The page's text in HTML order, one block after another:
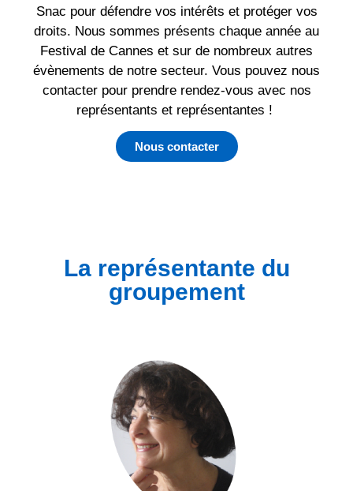
Snac pour défendre vos intérêts et protéger vos
droits. Nous sommes présents chaque année au
Festival de Cannes et sur de nombreux autres
évènements de notre secteur. Vous pouvez nous
contacter pour prendre rendez-vous avec nos
représentants et représentantes !
Nous contacter
La représentante du
groupement